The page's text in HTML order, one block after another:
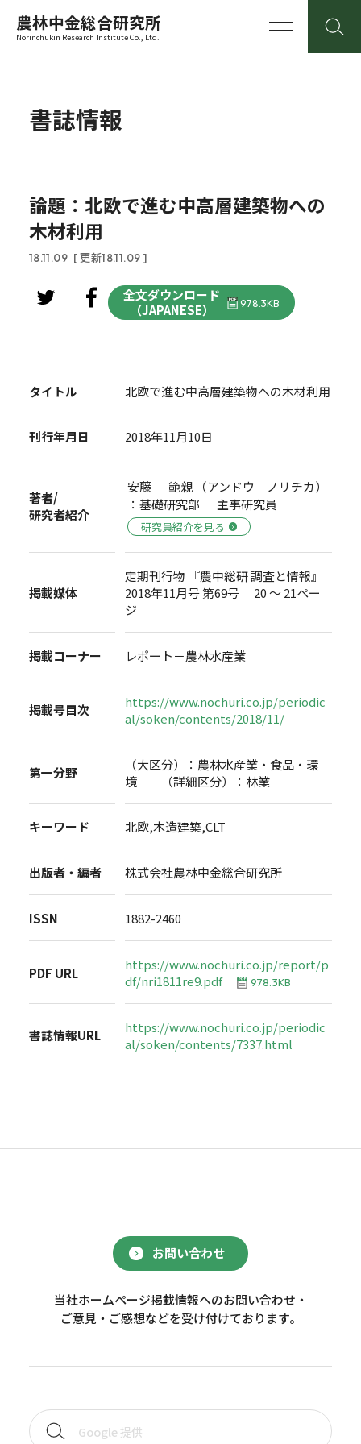
農林中金総合研究所
Norinchukin Research Institute Co., Ltd.
書誌情報
論題：北欧で進む中高層建築物への
木材利用
18.11.09 [ 更新18.11.09 ]
全文ダウンロード
（JAPANESE）
978.3KB
タイトル 北欧で進む中高層建築物への木材利用
刊行年月日 2018年11月10日
著者/
研究者紹介
安藤 範親 （アンドウ ノリチカ）
：基礎研究部 主事研究員
研究員紹介を見る
掲載媒体
定期刊行物 『農中総研 調査と情報』
2018年11月号 第69号 20 ～ 21ペー
ジ
掲載コーナー レポート－農林水産業
掲載号目次
https://www.nochuri.co.jp/periodic
al/soken/contents/2018/11/
第一分野
（大区分）：農林水産業・食品・環
境 （詳細区分）：林業
キーワード 北欧,木造建築,CLT
出版者・編者 株式会社農林中金総合研究所
ISSN 1882-2460
PDF URL
https://www.nochuri.co.jp/report/p
df/nri1811re9.pdf
978.3KB
書誌情報URL
https://www.nochuri.co.jp/periodic
al/soken/contents/7337.html
お問い合わせ
当社ホームページ掲載情報へのお問い合わせ・
ご意見・ご感想などを受け付けております。